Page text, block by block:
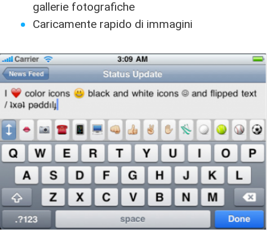
gallerie fotografiche
Caricamente rapido di immagini